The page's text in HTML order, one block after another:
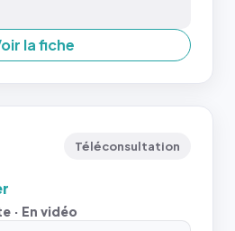
la fiche
Téléconsultation
· En vidéo